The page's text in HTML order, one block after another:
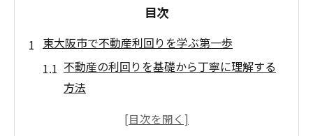
目次
東大阪市で不動産利回りを学ぶ第一歩
不動産の利回りを基礎から丁寧に理解する
方法
東大阪市で注目される不動産投資の魅力と